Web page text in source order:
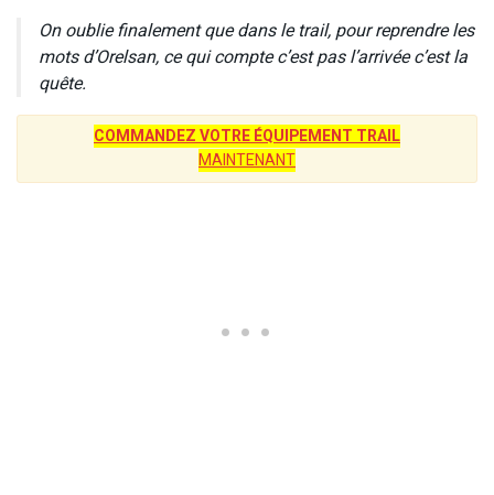
On oublie finalement que dans le trail, pour reprendre les
mots d’Orelsan, ce qui compte c’est pas l’arrivée c’est la
quête.
COMMANDEZ VOTRE ÉQUIPEMENT TRAIL
MAINTENANT